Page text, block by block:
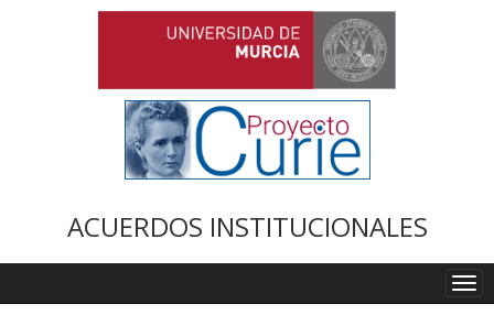
ACUERDOS INSTITUCIONALES